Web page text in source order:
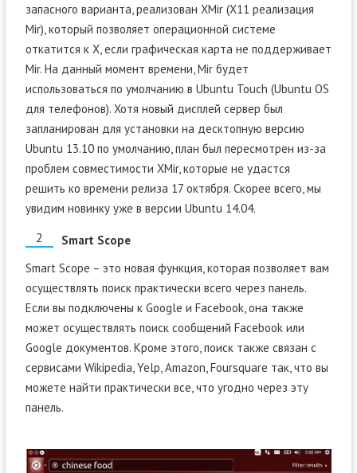
запасного варианта, реализован XMir (X11 реализация
Mir), который позволяет операционной системе
откатится к X, если графическая карта не поддерживает
Mir. На данный момент времени, Mir будет
использоваться по умолчанию в Ubuntu Touch (Ubuntu OS
для телефонов). Хотя новый дисплей сервер был
запланирован для установки на десктопную версию
Ubuntu 13.10 по умолчанию, план был пересмотрен из-за
проблем совместимости XMir, которые не удастся
решить ко времени релиза 17 октября. Скорее всего, мы
увидим новинку уже в версии Ubuntu 14.04.
Smart Scope
Smart Scope – это новая функция, которая позволяет вам
осуществлять поиск практически всего через панель.
Если вы подключены к Google и Facebook, она также
может осуществлять поиск сообщений Facebook или
Google документов. Кроме этого, поиск также связан с
сервисами Wikipedia, Yelp, Amazon, Foursquare так, что вы
можете найти практически все, что угодно через эту
панель.